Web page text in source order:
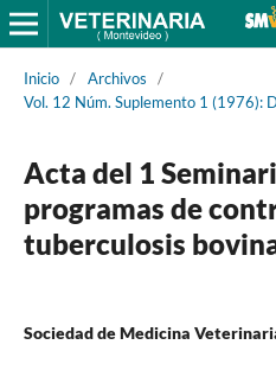
Inicio / Archivos
/
Vol. 12 Núm. Suplemento 1 (1976):
Acta del 1
programas de
tuberculosis
Sociedad de Medicina